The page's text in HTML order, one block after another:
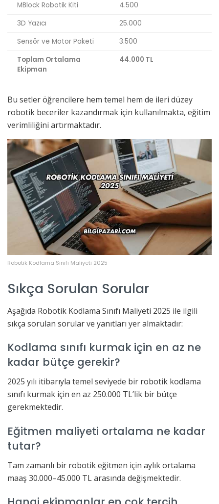
MBlock Robotik Kiti
4.500
3D Yazıcı
25.000
Sensör ve Motor Paketi
3.500
Toplam Ortalama
Ekipman
44.000 TL
Bu setler öğrencilere hem temel hem de ileri düzey
robotik beceriler kazandırmak için kullanılmakta, eğitim
verimliliğini artırmaktadır.
Robotik Kodlama Sınıfı Maliyeti 2025
Sıkça Sorulan Sorular
Aşağıda Robotik Kodlama Sınıfı Maliyeti 2025 ile ilgili
sıkça sorulan sorular ve yanıtları yer almaktadır:
Kodlama sınıfı kurmak için en az ne
kadar bütçe gerekir?
2025 yılı itibarıyla temel seviyede bir robotik kodlama
sınıfı kurmak için en az 250.000 TL’lik bir bütçe
gerekmektedir.
Eğitmen maliyeti ortalama ne kadar
tutar?
Tam zamanlı bir robotik eğitmen için aylık ortalama
maaş 30.000–45.000 TL arasında değişmektedir.